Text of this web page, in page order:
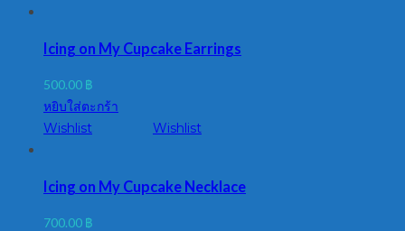
Icing on My Cupcake Earrings
500.00 ฿
หยิบใส่ตะกร้า
Wishlist
Wishlist
Icing on My Cupcake Necklace
700.00 ฿